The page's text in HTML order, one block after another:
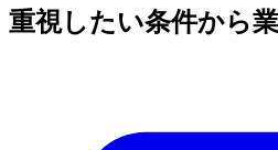
重視したい条件から